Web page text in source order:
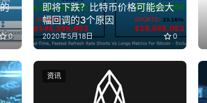
0
即将下跌？比特币价格可能会大
幅回调的3个原因
2020年5月18日 0
资讯